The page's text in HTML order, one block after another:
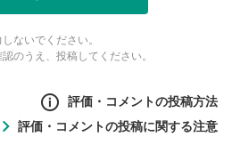
ないでください。
のうえ、投稿してください。
評価・コメントの投稿方法
評価・コメントの投稿に関する注意